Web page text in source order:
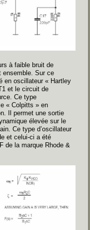
à faible bruit de
ensemble. Sur ce
en oscillateur « Hartley
et le circuit de
Ce type
« Colpitts » en
Il permet une sortie
élevée sur le
Ce type d’oscillateur
et celui-ci a été
de la marque Rhode &